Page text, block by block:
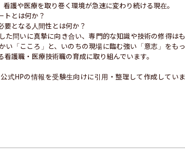
護や医療を取り巻く環境が急速に変わり続ける現在。
トとは何か？
要となる人間性とは何か？
た問いに真摯に向き合い、専門的な知識や技術の修得はも
い「こころ」と、いのちの現場に臨む強い「意志」をもっ
護職・医療技術職の育成に取り組んでいます。
式HPの情報を受験生向けに引用・整理して作成していま